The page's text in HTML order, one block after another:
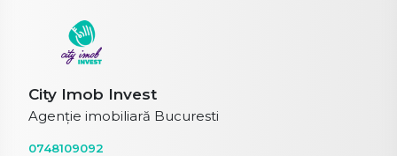
City Imob Invest
Agenție imobiliară Bucuresti
0748109092